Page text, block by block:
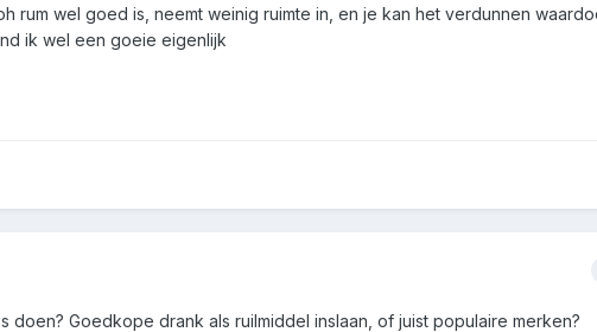
rum wel goed is, neemt weinig ruimte in, en je kan het verdunnen
ik wel een goeie eigenlijk
doen? Goedkope drank als ruilmiddel inslaan, of juist populaire merken?